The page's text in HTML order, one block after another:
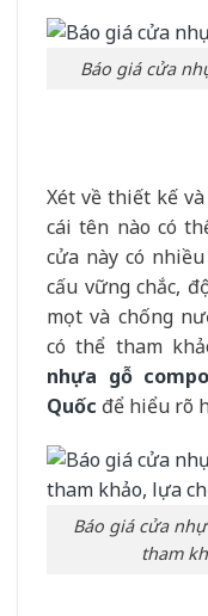
Báo giá cửa
Xét về thiết kế
cái tên nào có
cửa này có
cấu vững chắc,
mọt và chống
có thể tham
nhựa gỗ
Quốc để hiểu rõ
Báo giá cửa
tham